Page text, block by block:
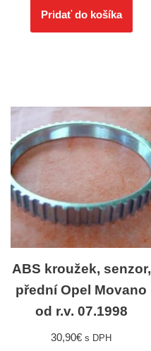
Pridať do košíka
ABS kroužek, senzor,
přední Opel Movano
od r.v. 07.1998
30,90€ s DPH